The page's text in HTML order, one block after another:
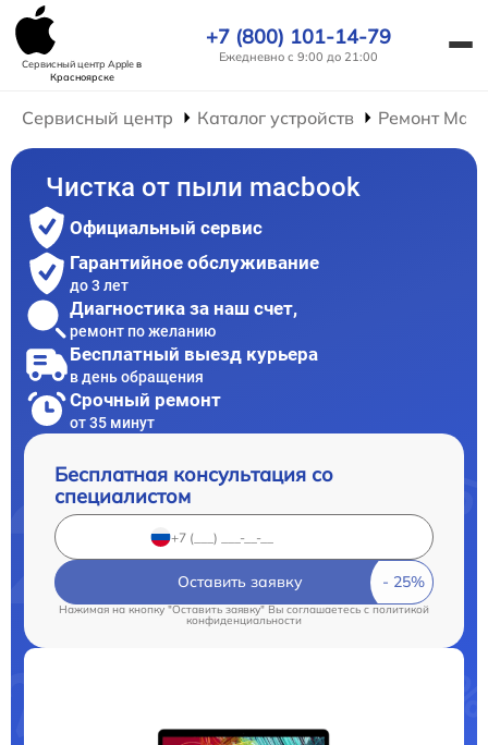
Сервисный центр Appleв
Красноярске
+7 (800) 101-14-79
Ежедневно с 9:00 до 21:00
Сервисный центр Каталог устройств Ремонт
Чистка от пыли macbook
Официальный сервис
Гарантийное обслуживание
до 3 лет
Диагностика за наш счет,
ремонт по желанию
Бесплатный выезд курьера
в день обращения
Срочный ремонт
от 35 минут
Бесплатная консультация со
специалистом
Оставить заявку
Нажимая на кнопку "Оставить заявку" Вы соглашаетесь cполитикой
конфиденциальности